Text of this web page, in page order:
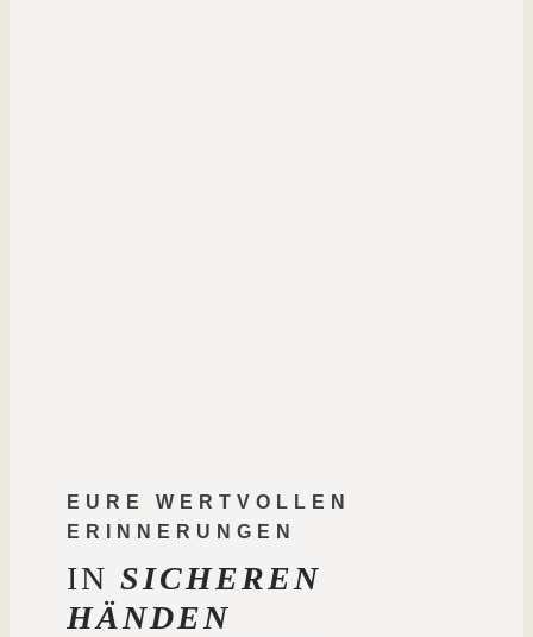
EURE WERTVOLLEN
ERINNERUNGEN
IN SICHEREN
HÄNDEN